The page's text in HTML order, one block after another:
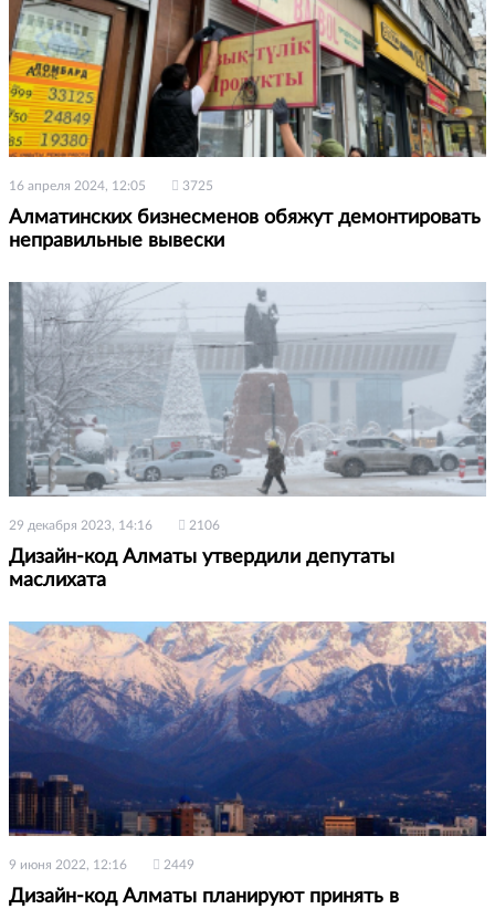
16 апреля 2024, 12:05 3725
Алматинских бизнесменов обяжут демонтировать
неправильные вывески
29 декабря 2023, 14:16 2106
Дизайн-код Алматы утвердили депутаты
маслихата
9 июня 2022, 12:16 2449
Дизайн-код Алматы планируют принять в